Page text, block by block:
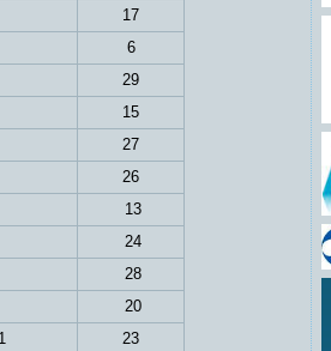
17
6
29
15
27
26
13
24
28
20
23